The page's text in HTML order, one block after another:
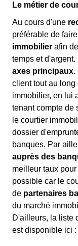
Le métier de
Au cours d'une
préférable de
immobilier afin
temps et
axes principaux.
client tout au
immobilier, en lui
tenant compte de
le courtier
dossier
banques. Par
auprès des
meilleur taux
possible car le
de partenaires
du marché
D'ailleurs, la liste
est disponible ici :